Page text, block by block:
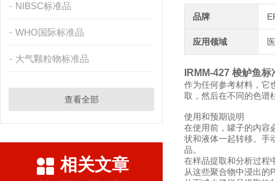
NIBSC标准品
WHO国际标准品
大气颗粒物标准品
查看全部
相关文章
品牌
应用领域
IRMM-427 梭鲈鱼标
作为任何参考材料，它
取，然后在不同的色谱
使用和预期说明
在使用前，罐子的内容
状和液体一起转移。手
品。
在样品提取和分析过程
从这些聚合物中浸出的